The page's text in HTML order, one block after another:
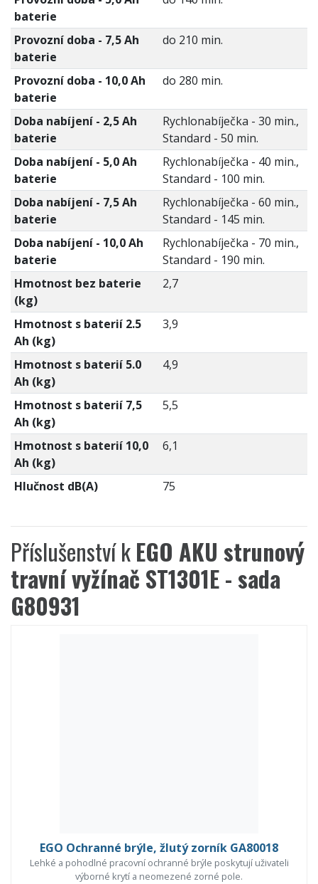
baterie
Provozní doba - 7,5 Ah
baterie
do 210 min.
Provozní doba - 10,0 Ah
baterie
do 280 min.
Doba nabíjení - 2,5 Ah
baterie
Rychlonabíječka - 30 min.,
Standard - 50 min.
Doba nabíjení - 5,0 Ah
baterie
Rychlonabíječka - 40 min.,
Standard - 100 min.
Doba nabíjení - 7,5 Ah
baterie
Rychlonabíječka - 60 min.,
Standard - 145 min.
Doba nabíjení - 10,0 Ah
baterie
Rychlonabíječka - 70 min.,
Standard - 190 min.
Hmotnost bez baterie
(kg)
2,7
Hmotnost s baterií 2.5
Ah (kg)
3,9
Hmotnost s baterií 5.0
Ah (kg)
4,9
Hmotnost s baterií 7,5
Ah (kg)
5,5
Hmotnost s baterií 10,0
Ah (kg)
6,1
Hlučnost dB(A) 75
Příslušenství kEGO AKU strunový
travní vyžínač ST1301E - sada
G80931
EGO Ochranné brýle, žlutý zorník GA80018
Lehké a pohodlné pracovní ochranné brýle poskytují uživateli
výborné krytí a neomezené zorné pole.